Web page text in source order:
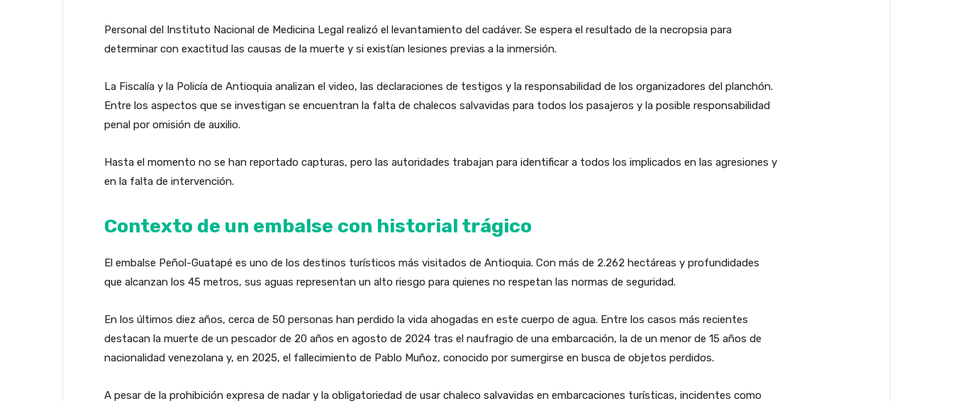
Personal del Instituto Nacional de Medicina Legal realizó el levantamiento del cadáver. Se espera el resultado de la necropsia para
determinar con exactitud las causas de la muerte y si existían lesiones previas a la inmersión.
La Fiscalía y la Policía de Antioquia analizan el video, las declaraciones de testigos y la responsabilidad de los organizadores del planchón.
Entre los aspectos que se investigan se encuentran la falta de chalecos salvavidas para todos los pasajeros y la posible responsabilidad
penal por omisión de auxilio.
Hasta el momento no se han reportado capturas, pero las autoridades trabajan para identificar a todos los implicados en las agresiones y
en la falta de intervención.
Contexto de un embalse con historial trágico
El embalse Peñol-Guatapé es uno de los destinos turísticos más visitados de Antioquia. Con más de 2.262 hectáreas y profundidades
que alcanzan los 45 metros, sus aguas representan un alto riesgo para quienes no respetan las normas de seguridad.
En los últimos diez años, cerca de 50 personas han perdido la vida ahogadas en este cuerpo de agua. Entre los casos más recientes
destacan la muerte de un pescador de 20 años en agosto de 2024 tras el naufragio de una embarcación, la de un menor de 15 años de
nacionalidad venezolana y, en 2025, el fallecimiento de Pablo Muñoz, conocido por sumergirse en busca de objetos perdidos.
A pesar de la prohibición expresa de nadar y la obligatoriedad de usar chaleco salvavidas en embarcaciones turísticas, incidentes como